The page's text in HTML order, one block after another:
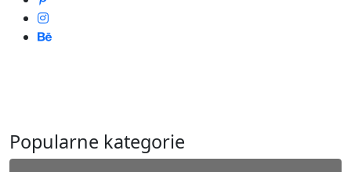
Popularne kategorie